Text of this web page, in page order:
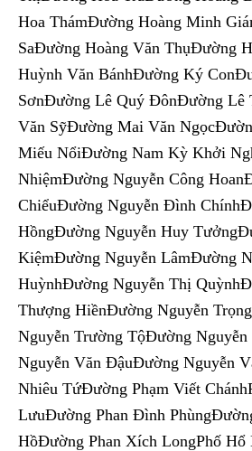
Hoa ThámĐường Hoàng Minh
SaĐường Hoàng Văn ThụĐường
Huỳnh Văn BánhĐường Ký
SơnĐường Lê Quý ĐônĐường Lê
Văn SỹĐường Mai Văn
Miếu NổiĐường Nam Kỳ Khởi
NhiệmĐường Nguyễn Công
ChiểuĐường Nguyễn Đình
HồngĐường Nguyễn Huy
KiệmĐường Nguyễn LâmĐường
HuỳnhĐường Nguyễn Thị
Thượng HiềnĐường Nguyễn
Nguyễn Trường TộĐường
Nguyễn Văn ĐậuĐường Nguyễn
Nhiêu TứĐường Phạm Viết
LưuĐường Phan Đình
HồĐường Phan Xích LongPhố Hổ